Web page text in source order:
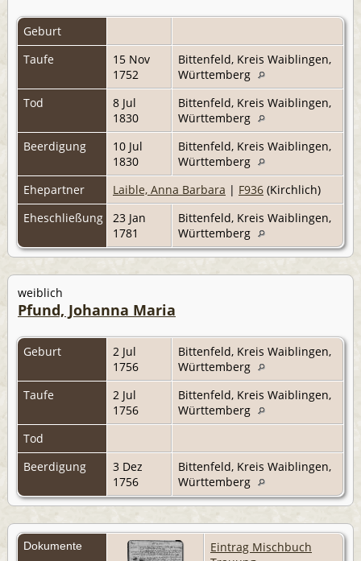
Geburt
Taufe
15 Nov
1752
Bittenfeld, Kreis Waiblingen,
Württemberg
Tod
8 Jul
1830
Bittenfeld, Kreis Waiblingen,
Württemberg
Beerdigung
10 Jul
1830
Bittenfeld, Kreis Waiblingen,
Württemberg
Ehepartner
Laible, Anna Barbara | F936 (Kirchlich)
Eheschließung
23 Jan
1781
Bittenfeld, Kreis Waiblingen,
Württemberg
weiblich
Pfund, Johanna Maria
Geburt
2 Jul
1756
Bittenfeld, Kreis Waiblingen,
Württemberg
Taufe
2 Jul
1756
Bittenfeld, Kreis Waiblingen,
Württemberg
Tod
Beerdigung
3 Dez
1756
Bittenfeld, Kreis Waiblingen,
Württemberg
Dokumente
Eintrag Mischbuch